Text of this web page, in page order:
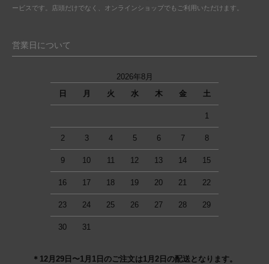
ービスです。店頭だけでなく、オンラインショップでもご利用いただけます。
営業日について
2026年8月
日
月 火 水 木 金 土
1
2 3 4 5 6 7 8
9 10 11 12 13 14 15
16 17 18 19 20 21 22
23 24 25 26 27 28 29
30 31
＊12月29日〜1月1日のご注文は1月2日の配送となります。